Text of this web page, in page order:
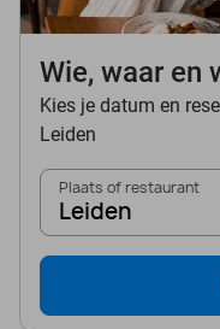
Wie, waar en
Kies je datum en
Leiden
Plaats of restaurant
Leiden